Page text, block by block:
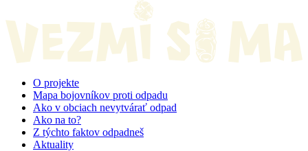
O projekte
Mapa bojovníkov proti odpadu
Ako v obciach nevytvárať odpad
Ako na to?
Z týchto faktov odpadneš
Aktuality